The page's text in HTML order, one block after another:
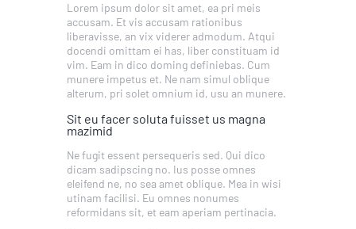
Lorem ipsum dolor sit amet, ea pri meis
accusam. Et vis accusam rationibus
liberavisse, an vix viderer admodum. Atqui
docendi omittam ei has, liber constituam id
vim. Eam in dico doming definiebas. Cum
munere impetus et. Ne nam simul oblique
alterum, pri solet omnium id, usu an munere.
Sit eu facer soluta fuisset us magna
mazimid
Ne fugit essent persequeris sed. Qui dico
dicam sadipscing no. Ius posse omnes
eleifend ne, no sea amet oblique. Mea in wisi
utinam facilisi. Eu omnes nonumes
reformidans sit, et eam aperiam pertinacia.